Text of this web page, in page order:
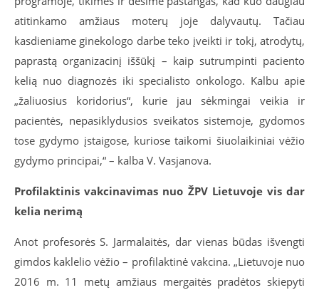
atitinkamo amžiaus moterų joje dalyvautų. Tačiau
kasdieniame ginekologo darbe teko įveikti ir tokį, atrodytų,
paprastą organizacinį iššūkį – kaip sutrumpinti paciento
kelią nuo diagnozės iki specialisto onkologo. Kalbu apie
„žaliuosius koridorius“, kurie jau sėkmingai veikia ir
pacientės, nepasiklydusios sveikatos sistemoje, gydomos
tose gydymo įstaigose, kuriose taikomi šiuolaikiniai vėžio
gydymo principai,“ – kalba V. Vasjanova.
Profilaktinis vakcinavimas nuo ŽPV Lietuvoje vis dar
kelia nerimą
Anot profesorės S. Jarmalaitės, dar vienas būdas išvengti
gimdos kaklelio vėžio – profilaktinė vakcina. „Lietuvoje nuo
2016 m. 11 metų amžiaus mergaitės pradėtos skiepyti